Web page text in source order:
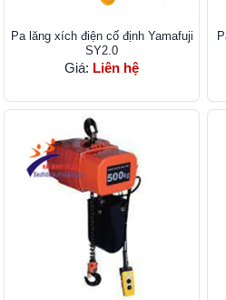
Pa lăng xích điện cố định Yamafuji
SY2.0
Giá: Liên hệ